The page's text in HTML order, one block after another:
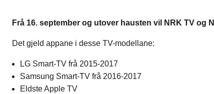
Frå 16. september og utover hausten vil NRK TV og
Det gjeld appane i desse TV-modellane:
LG Smart-TV frå 2015-2017
Samsung Smart-TV frå 2016-2017
Eldste Apple TV